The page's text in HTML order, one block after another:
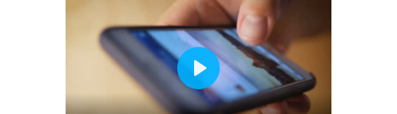
Play